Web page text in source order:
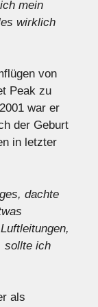
mein
wirklich
von
Peak zu
war er
der Geburt
in letzter
dachte
sollte ich
als